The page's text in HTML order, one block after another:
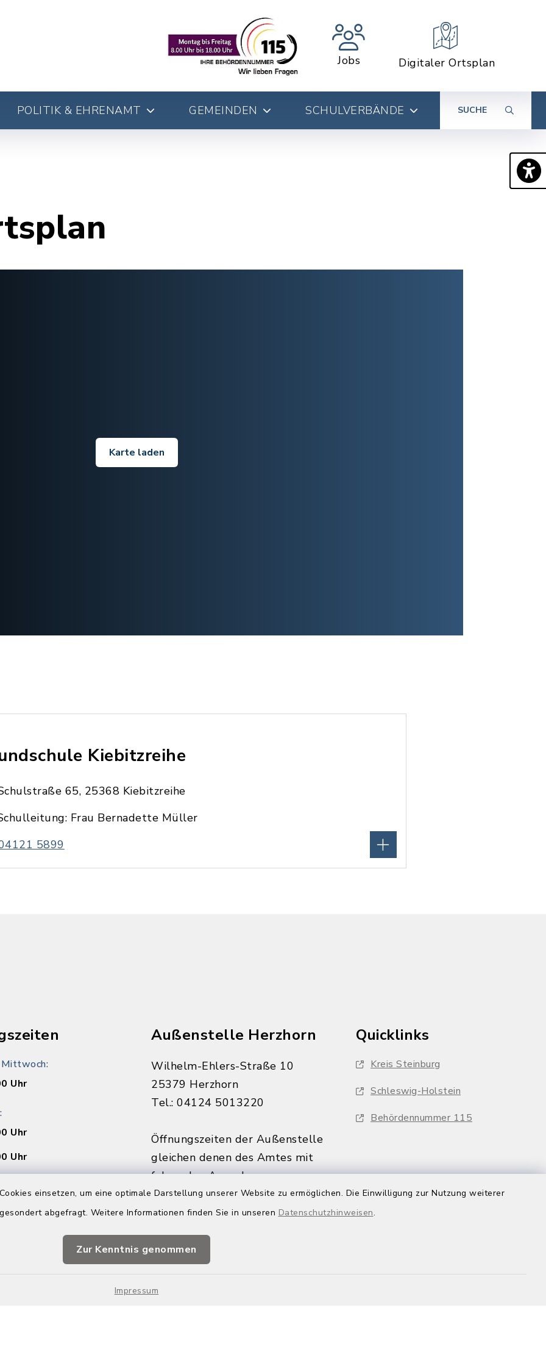
einsetzen, um eine optimale Darstellung unserer Website zu ermöglichen. Die Einwilligung zur Nutzung weiterer
abgefragt. Weitere Informationen finden Sie in unseren Datenschutzhinweisen.
Zur Kenntnis genommen
Impressum
Jobs Digitaler Ortsplan
POLITIK & EHRENAMT GEMEINDEN SCHULVERBÄNDE SUCHE
Karte laden
Kiebitzreihe
65, 25368 Kiebitzreihe
Frau Bernadette Müller
5899
Uhr
Uhr
Uhr
Termin vorab.
Außenstelle Herzhorn
Wilhelm-Ehlers-Straße 10
25379 Herzhorn
Tel.: 04124 5013220
Öffnungszeiten der Außenstelle
gleichen denen des Amtes mit
folgenden Ausnahmen:
Montags von 9:00 - 12:00 Uhr
Donnerstagnachmittags nur
Vorsprache ohne Termin
möglich.
Quicklinks
Kreis Steinburg
Schleswig-Holstein
Behördennummer 115